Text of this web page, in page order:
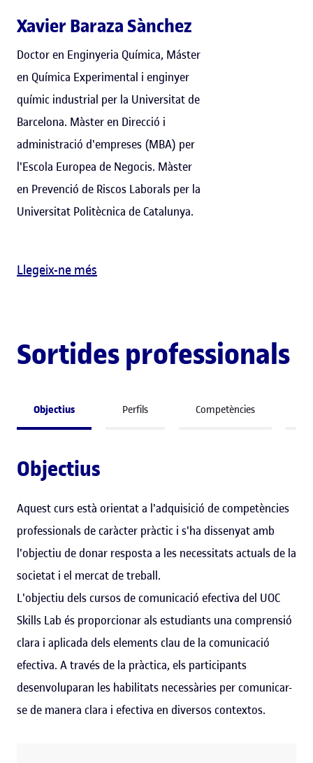
Xavier Baraza Sànchez
Doctor en Enginyeria Química, Máster
en Química Experimental i enginyer
químic industrial per la Universitat de
Barcelona. Màster en Direcció i
administració d'empreses (MBA) per
l'Escola Europea de Negocis. Màster
en Prevenció de Riscos Laborals per la
Universitat Politècnica de Catalunya.
Llegeix-ne més
Sortides professionals
Objectius Perfils Competències
Objectius
Aquest curs està orientat a l'adquisició de competències
professionals de caràcter pràctic i s'ha dissenyat amb
l'objectiu de donar resposta a les necessitats actuals de la
societat i el mercat de treball.
L'objectiu dels cursos de comunicació efectiva del UOC
Skills Lab és proporcionar als estudiants una comprensió
clara i aplicada dels elements clau de la comunicació
efectiva. A través de la pràctica, els participants
desenvoluparan les habilitats necessàries per comunicar-
se de manera clara i efectiva en diversos contextos.